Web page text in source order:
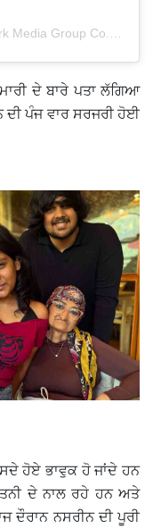
ਦੇ ਬਾਰੇ ਪਤਾ ਲੱਗਿਆ
ਦੀ ਪੰਜ ਵਾਰ ਸਰਜਰੀ ਹੋਈ
ਹੋਏ ਭਾਵੁਕ ਹੋ ਜਾਂਦੇ ਹਨ
ਦੇ ਨਾਲ ਰਹੇ ਹਨ ਅਤੇ
ਦੌਰਾਨ ਨਸਰੀਨ ਦੀ ਪੂਰੀ